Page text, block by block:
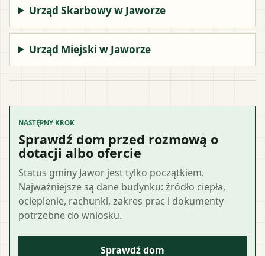
Urząd Skarbowy w Jaworze
Urząd Miejski w Jaworze
NASTĘPNY KROK
Sprawdź dom przed rozmową o
dotacji albo ofercie
Status gminy Jawor jest tylko początkiem.
Najważniejsze są dane budynku: źródło ciepła,
ocieplenie, rachunki, zakres prac i dokumenty
potrzebne do wniosku.
Sprawdź dom